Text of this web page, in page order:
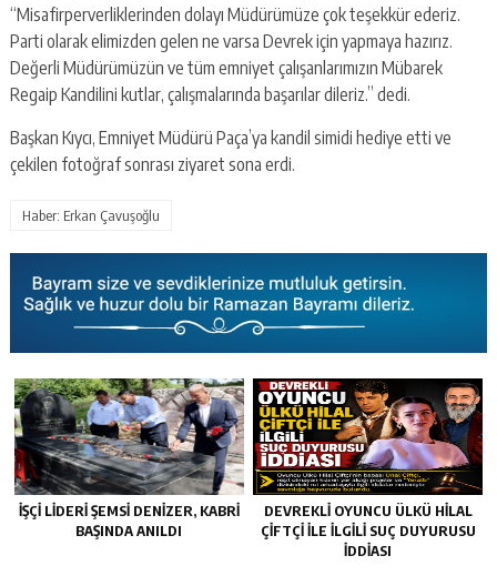
“Misafirperverliklerinden dolayı Müdürümüze çok teşekkür ederiz.
Parti olarak elimizden gelen ne varsa Devrek için yapmaya hazırız.
Değerli Müdürümüzün ve tüm emniyet çalışanlarımızın Mübarek
Regaip Kandilini kutlar, çalışmalarında başarılar dileriz.” dedi.
Başkan Kıycı, Emniyet Müdürü Paça’ya kandil simidi hediye etti ve
çekilen fotoğraf sonrası ziyaret sona erdi.
Haber: Erkan Çavuşoğlu
İŞÇİ LİDERİ ŞEMSİ DENİZER, KABRİ
BAŞINDA ANILDI
DEVREKLİ OYUNCU ÜLKÜ HİLAL
ÇİFTÇİ İLE İLGİLİ SUÇ DUYURUSU
İDDİASI